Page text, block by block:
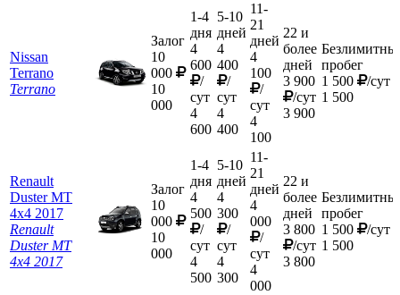
Nissan
Terrano
Terrano
Залог
10
000
10
000
1-4
дня
4
600
/
сут
4
600
5-10
дней
4
400
/
сут
4
400
11-
21
дней
4
100
/
сут
4
100
22 и
более
дней
3 900
/сут
3 900
пробег
1 500
/сут
1 500
Renault
Duster MT
4х4 2017
Renault
Duster MT
4х4 2017
Залог
10
000
10
000
1-4
дня
4
500
/
сут
4
500
5-10
дней
4
300
/
сут
4
300
11-
21
дней
4
000
/
сут
4
000
22 и
более
дней
3 800
/сут
3 800
пробег
1 500
/сут
1 500